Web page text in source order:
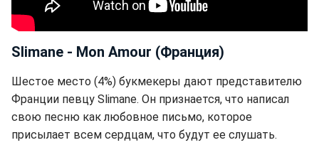
Slimane - Mon Amour (Франция)
Шестое место (4%) букмекеры дают представителю
Франции певцу Slimane. Он признается, что написал
свою песню как любовное письмо, которое
присылает всем сердцам, что будут ее слушать.